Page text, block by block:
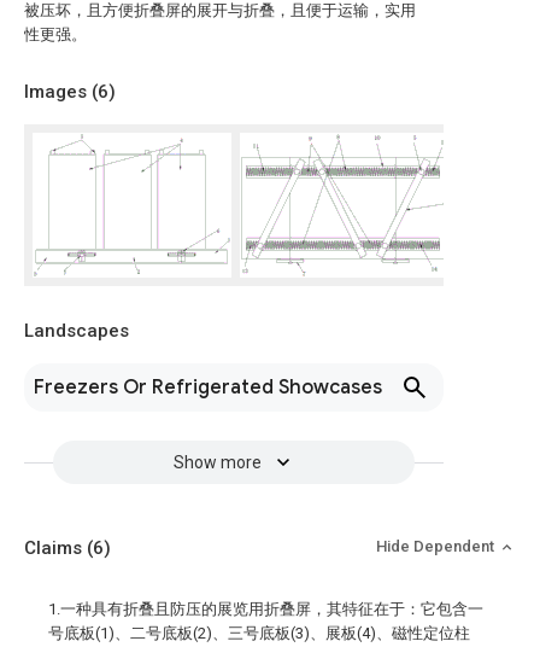
被压坏，且方便折叠屏的展开与折叠，且便于运输，实用
性更强。
Images (6)
Landscapes
Freezers Or Refrigerated Showcases
Show more
Claims (6) Hide Dependent
1.一种具有折叠且防压的展览用折叠屏，其特征在于：它包含一
号底板(1)、二号底板(2)、三号底板(3)、展板(4)、磁性定位柱